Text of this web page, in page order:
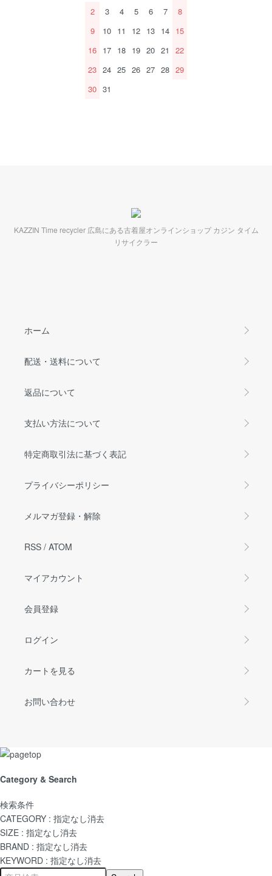
2
3 4 5 6 7
8
9
10 11 12 13 14 15
16 17 18 19 20 21
22
23 24 25 26 27 28 29
30 31
KAZZIN Time recycler 広島にある古着屋オンラインショップ カジン タイム
リサイクラー
ホーム
配送・送料について
返品について
支払い方法について
特定商取引法に基づく表記
プライバシーポリシー
メルマガ登録・解除
RSS / ATOM
マイアカウント
会員登録
ログイン
カートを見る
お問い合わせ
Category & Search
検索条件
CATEGORY : 指定なし消去
SIZE : 指定なし消去
BRAND : 指定なし消去
KEYWORD : 指定なし消去